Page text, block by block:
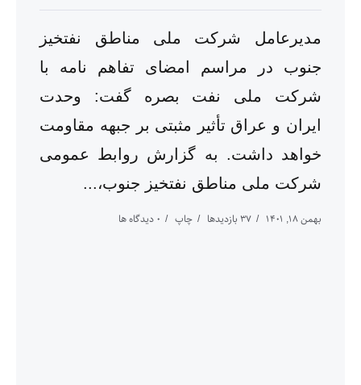
مدیرعامل شرکت ملی مناطق نفتخیز
جنوب در مراسم امضای تفاهم نامه با
شرکت ملی نفت بصره گفت: وحدت
ایران و عراق تأثیر مثبتی بر جبهه مقاومت
خواهد داشت. به گزارش روابط عمومی
شرکت ملی مناطق نفتخیز جنوب،...
بهمن ۱۸, ۱۴۰۱ 37 بازدیدها چاپ 0 دیدگاه ها